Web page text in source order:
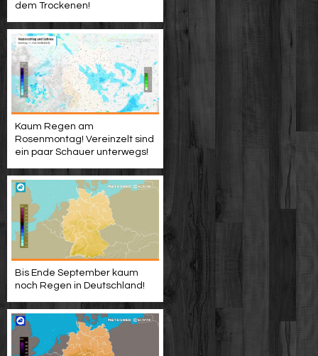
dem Trockenen!
Kaum Regen am
Rosenmontag! Vereinzelt sind
ein paar Schauer unterwegs!
Bis Ende September kaum
noch Regen in Deutschland!